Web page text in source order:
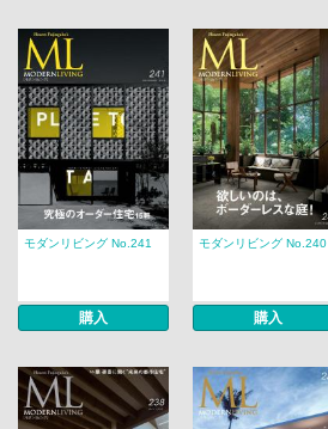
モダンリビング No.241
購入
モダンリビング No.240
購入